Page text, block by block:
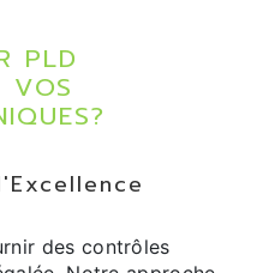
PLD
VOS
des contrôles